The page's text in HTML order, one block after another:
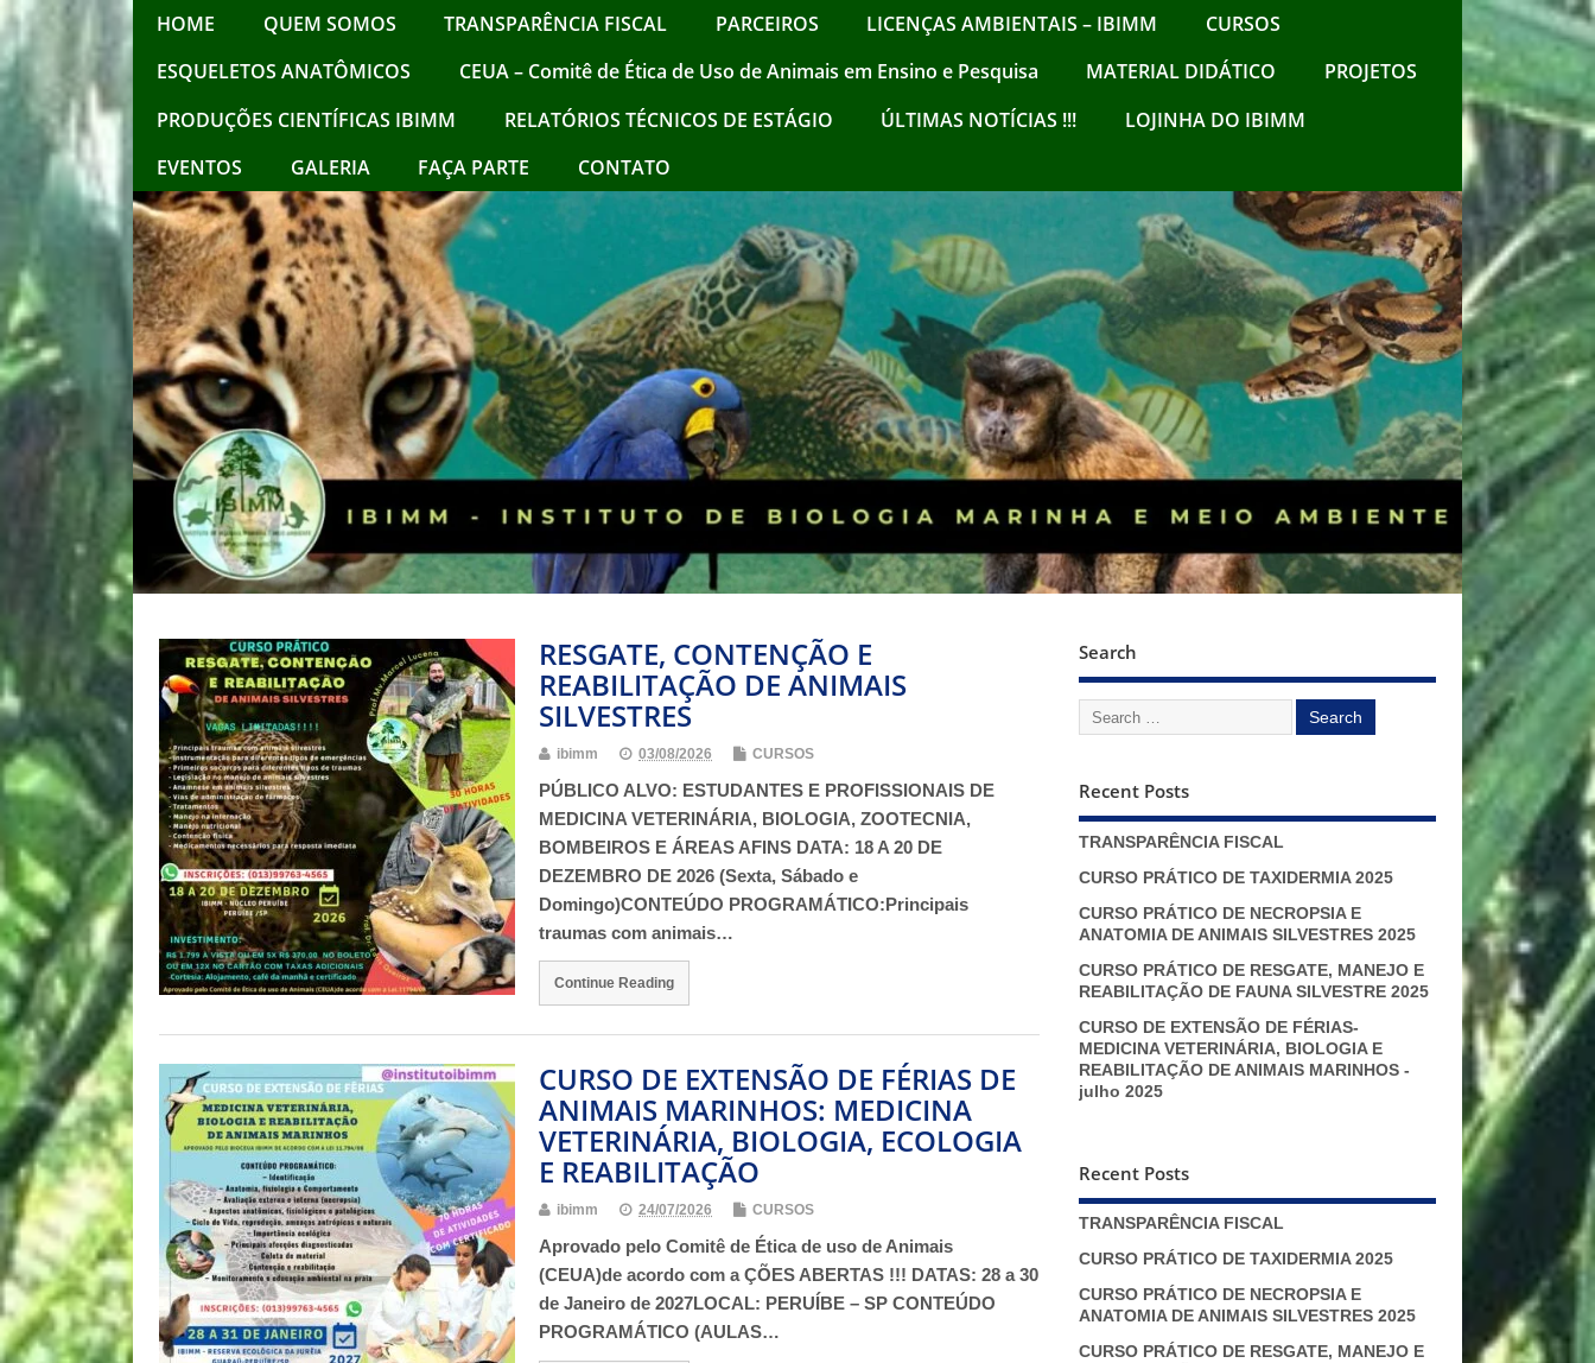
HOME QUEM SOMOS TRANSPARÊNCIA FISCAL PARCEIROS LICENÇAS AMBIENTAIS – IBIMM
CURSOS
ESQUELETOS ANATÔMICOS
CEUA – Comitê de Ética de Uso de Animais em Ensino e Pesquisa MATERIAL DIDÁTICO
PROJETOS
PRODUÇÕES CIENTÍFICAS IBIMM
RELATÓRIOS TÉCNICOS DE ESTÁGIO ÚLTIMAS NOTÍCIAS !!!
LOJINHA DO IBIMM
EVENTOS
GALERIA FAÇA PARTE CONTATO
RESGATE, CONTENÇÃO E
REABILITAÇÃO DE ANIMAIS
SILVESTRES
ibimm 03/08/2026 CURSOS
PÚBLICO ALVO: ESTUDANTES E PROFISSIONAIS DE
MEDICINA VETERINÁRIA, BIOLOGIA, ZOOTECNIA,
BOMBEIROS E ÁREAS AFINS DATA: 18 A 20 DE
DEZEMBRO DE 2026 (Sexta, Sábado e
Domingo)CONTEÚDO PROGRAMÁTICO:Principais
traumas com animais…
Continue Reading
CURSO DE EXTENSÃO DE FÉRIAS DE
ANIMAIS MARINHOS: MEDICINA
VETERINÁRIA, BIOLOGIA, ECOLOGIA
E REABILITAÇÃO
ibimm 24/07/2026 CURSOS
Aprovado pelo Comitê de Ética de uso de Animais
(CEUA)de acordo com a ÇÕES ABERTAS !!! DATAS: 28 a 30
de Janeiro de 2027LOCAL: PERUÍBE – SP CONTEÚDO
PROGRAMÁTICO (AULAS…
Search
Recent Posts
TRANSPARÊNCIA FISCAL
CURSO PRÁTICO DE TAXIDERMIA 2025
CURSO PRÁTICO DE NECROPSIA E
ANATOMIA DE ANIMAIS SILVESTRES 2025
CURSO PRÁTICO DE RESGATE, MANEJO E
REABILITAÇÃO DE FAUNA SILVESTRE 2025
CURSO DE EXTENSÃO DE FÉRIAS-
MEDICINA VETERINÁRIA, BIOLOGIA E
REABILITAÇÃO DE ANIMAIS MARINHOS -
julho 2025
Recent Posts
TRANSPARÊNCIA FISCAL
CURSO PRÁTICO DE TAXIDERMIA 2025
CURSO PRÁTICO DE NECROPSIA E
ANATOMIA DE ANIMAIS SILVESTRES 2025
CURSO PRÁTICO DE RESGATE, MANEJO E